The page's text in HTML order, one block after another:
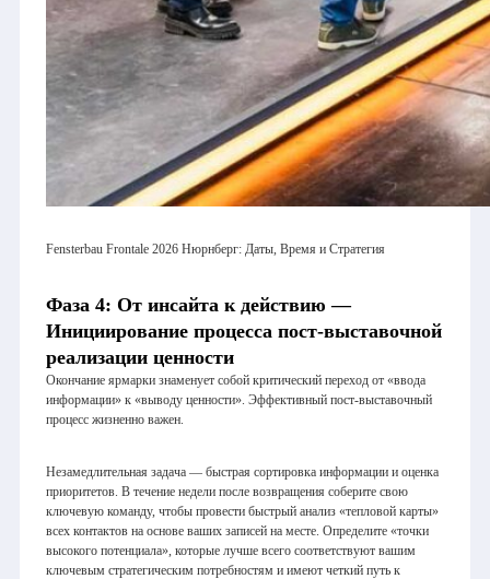
Fensterbau Frontale 2026 Нюрнберг: Даты, Время и Стратегия
Фаза 4: От инсайта к действию —
Инициирование процесса пост-выставочной
реализации ценности
Окончание ярмарки знаменует собой критический переход от «ввода
информации» к «выводу ценности». Эффективный пост-выставочный
процесс жизненно важен.
Незамедлительная задача — быстрая сортировка информации и оценка
приоритетов. В течение недели после возвращения соберите свою
ключевую команду, чтобы провести быстрый анализ «тепловой карты»
всех контактов на основе ваших записей на месте. Определите «точки
высокого потенциала», которые лучше всего соответствуют вашим
ключевым стратегическим потребностям и имеют четкий путь к